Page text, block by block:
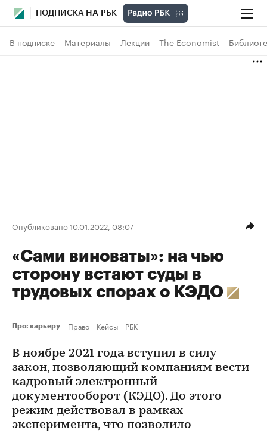
ПОДПИСКА НА РБК
В подписке Материалы Лекции The Economist
Опубликовано 10.01.2022, 08:07
«Сами виноваты»: на чью
сторону встают суды в
трудовых спорах о КЭДО
Про: карьеру Право Кейсы РБК
В ноябре 2021 года вступил в силу
закон, позволяющий компаниям вести
кадровый электронный
документооборот (КЭДО). До этого
режим действовал в рамках
эксперимента, что позволило